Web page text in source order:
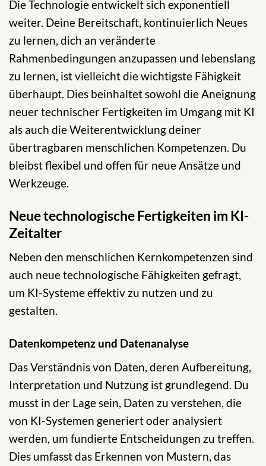
Die Technologie entwickelt sich exponentiell
weiter. Deine Bereitschaft, kontinuierlich Neues
zu lernen, dich an veränderte
Rahmenbedingungen anzupassen und lebenslang
zu lernen, ist vielleicht die wichtigste Fähigkeit
überhaupt. Dies beinhaltet sowohl die Aneignung
neuer technischer Fertigkeiten im Umgang mit KI
als auch die Weiterentwicklung deiner
übertragbaren menschlichen Kompetenzen. Du
bleibst flexibel und offen für neue Ansätze und
Werkzeuge.
Neue technologische Fertigkeiten im KI-
Zeitalter
Neben den menschlichen Kernkompetenzen sind
auch neue technologische Fähigkeiten gefragt,
um KI-Systeme effektiv zu nutzen und zu
gestalten.
Datenkompetenz und Datenanalyse
Das Verständnis von Daten, deren Aufbereitung,
Interpretation und Nutzung ist grundlegend. Du
musst in der Lage sein, Daten zu verstehen, die
von KI-Systemen generiert oder analysiert
werden, um fundierte Entscheidungen zu treffen.
Dies umfasst das Erkennen von Mustern, das